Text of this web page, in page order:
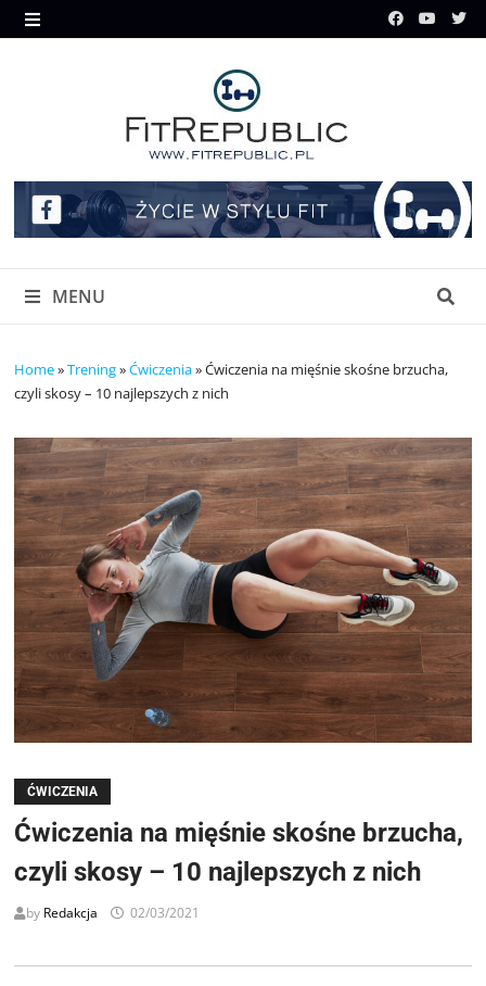
Skip
to
MENU
MENU
Home»Trening»Ćwiczenia»Ćwiczenia na mięśnie skośne brzucha,
czyli skosy – 10 najlepszych z nich
ĆWICZENIA
Ćwiczenia na mięśnie skośne brzucha,
czyli skosy – 10 najlepszych z nich
by Redakcja 02/03/2021